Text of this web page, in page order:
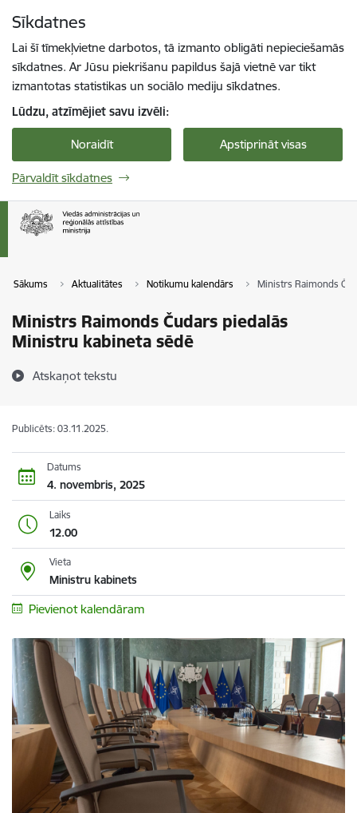
Sīkdatnes
Lai šī tīmekļvietne darbotos, tā izmanto obligāti nepieciešamās
sīkdatnes. Ar Jūsu piekrišanu papildus šajā vietnē var tikt
izmantotas statistikas un sociālo mediju sīkdatnes.
Lūdzu, atzīmējiet savu izvēli:
Noraidīt Apstiprināt visas
Pārvaldīt sīkdatnes
Sākums Aktualitātes Notikumu kalendārs Ministrs Raimonds
Ministrs Raimonds Čudars piedalās
Ministru kabineta sēdē
Atskaņot tekstu
Publicēts: 03.11.2025.
Datums
4. novembris, 2025
Laiks
12.00
Vieta
Ministru kabinets
Pievienot kalendāram